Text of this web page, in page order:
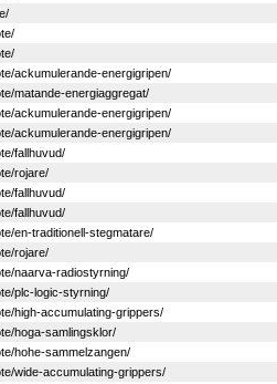
ackumulerande-energigripen/
matande-energiaggregat/
ackumulerande-energigripen/
ackumulerande-energigripen/
fallhuvud/
rojare/
fallhuvud/
fallhuvud/
en-traditionell-stegmatare/
rojare/
naarva-radiostyrning/
plc-logic-styrning/
high-accumulating-grippers/
hoga-samlingsklor/
hohe-sammelzangen/
wide-accumulating-grippers/